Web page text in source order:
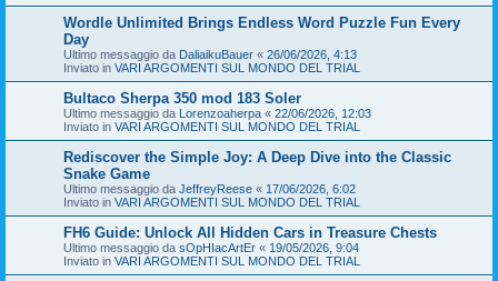
Wordle Unlimited Brings Endless Word Puzzle Fun Every
Day
Ultimo messaggio da DaliaikuBauer « 26/06/2026, 4:13
Inviato in VARI ARGOMENTI SUL MONDO DEL TRIAL
Bultaco Sherpa 350 mod 183 Soler
Ultimo messaggio da Lorenzoaherpa « 22/06/2026, 12:03
Inviato in VARI ARGOMENTI SUL MONDO DEL TRIAL
Rediscover the Simple Joy: A Deep Dive into the Classic
Snake Game
Ultimo messaggio da JeffreyReese « 17/06/2026, 6:02
Inviato in VARI ARGOMENTI SUL MONDO DEL TRIAL
FH6 Guide: Unlock All Hidden Cars in Treasure Chests
Ultimo messaggio da sOpHIacArtEr « 19/05/2026, 9:04
Inviato in VARI ARGOMENTI SUL MONDO DEL TRIAL